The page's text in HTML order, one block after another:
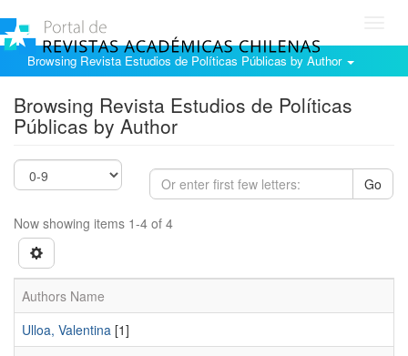
Browsing Revista Estudios de Políticas Públicas by Author
Browsing Revista Estudios de Políticas
Públicas by Author
Go
Now showing items 1-4 of 4
Authors Name
Ulloa, Valentina [1]